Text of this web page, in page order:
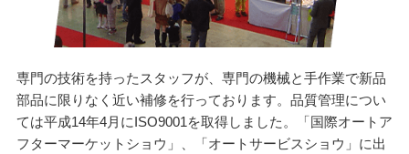
専門の技術を持ったスタッフが、専門の機械と手作業で新品
部品に限りなく近い補修を行っております。品質管理につい
ては平成14年4月にISO9001を取得しました。「国際オートア
フターマーケットショウ」、「オートサービスショウ」に出